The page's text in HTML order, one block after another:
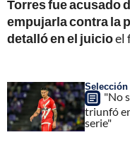
Torres fue acusado
empujarla contra la
detalló en el juicioel
"No
triunfó
serie"